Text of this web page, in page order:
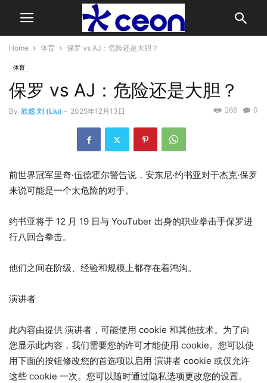
Home 体育 保罗 vs AJ：危险还是大胆？
体育
保罗 vs AJ：危险还是大胆？
By 欣然 刘 (Liu) - 2025年12月13日 0
266
前世界冠军里奇·伍德霍尔警告说，安东尼·约书亚对于杰克·保罗
来说可能是一个太危险的对手。
约书亚将于 12 月 19 日与 YouTuber 出身的职业拳击手保罗进
行八回合拳击。
他们之间在阶级、经验和规模上都存在着鸿沟。
演讲者
此内容由提供 演讲者 ，可能使用 cookie 和其他技术。为了向
您显示此内容，我们需要您的许可才能使用 cookie。您可以使
用下面的按钮修改您的首选项以启用 演讲者 cookie 或仅允许
这些 cookie 一次。您可以随时通过隐私选项更改您的设置。